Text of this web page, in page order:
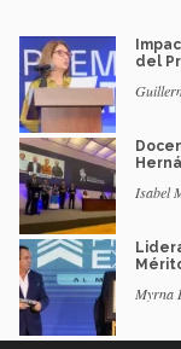
del
Isabel
Myrna